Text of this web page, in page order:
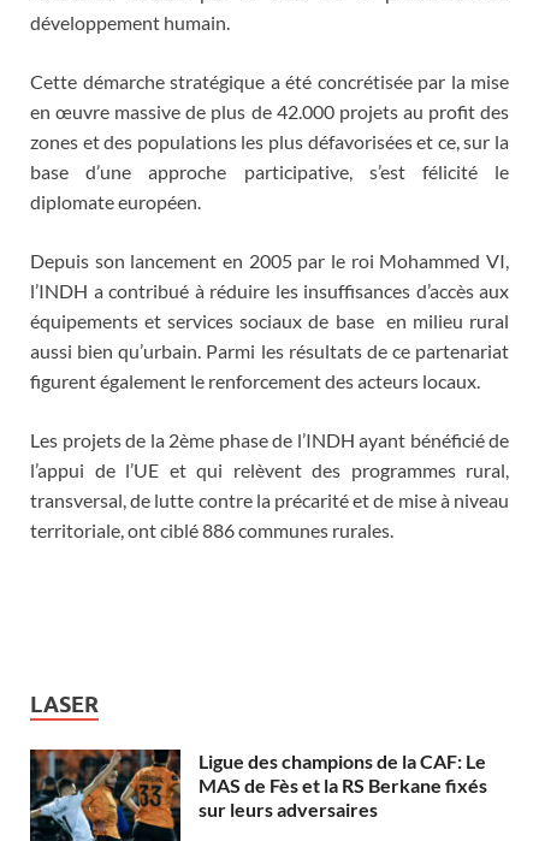
développement humain.
Cette démarche stratégique a été concrétisée par la mise
en œuvre massive de plus de 42.000 projets au profit des
zones et des populations les plus défavorisées et ce, sur la
base d’une approche participative, s’est félicité le
diplomate européen.
Depuis son lancement en 2005 par le roi Mohammed VI,
l’INDH a contribué à réduire les insuffisances d’accès aux
équipements et services sociaux de base en milieu rural
aussi bien qu’urbain. Parmi les résultats de ce partenariat
figurent également le renforcement des acteurs locaux.
Les projets de la 2ème phase de l’INDH ayant bénéficié de
l’appui de l’UE et qui relèvent des programmes rural,
transversal, de lutte contre la précarité et de mise à niveau
territoriale, ont ciblé 886 communes rurales.
LASER
Ligue des champions de la CAF: Le
MAS de Fès et la RS Berkane fixés
sur leurs adversaires